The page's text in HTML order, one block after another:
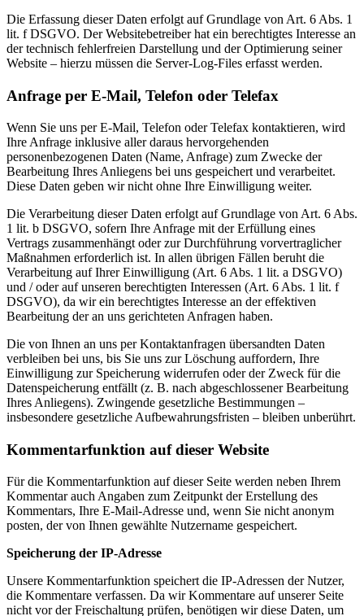
Die Erfassung dieser Daten erfolgt auf Grundlage von Art. 6 Abs. 1
lit. f DSGVO. Der Websitebetreiber hat ein berechtigtes Interesse an
der technisch fehlerfreien Darstellung und der Optimierung seiner
Website – hierzu müssen die Server-Log-Files erfasst werden.
Anfrage per E-Mail, Telefon oder Telefax
Wenn Sie uns per E-Mail, Telefon oder Telefax kontaktieren, wird
Ihre Anfrage inklusive aller daraus hervorgehenden
personenbezogenen Daten (Name, Anfrage) zum Zwecke der
Bearbeitung Ihres Anliegens bei uns gespeichert und verarbeitet.
Diese Daten geben wir nicht ohne Ihre Einwilligung weiter.
Die Verarbeitung dieser Daten erfolgt auf Grundlage von Art. 6 Abs.
1 lit. b DSGVO, sofern Ihre Anfrage mit der Erfüllung eines
Vertrags zusammenhängt oder zur Durchführung vorvertraglicher
Maßnahmen erforderlich ist. In allen übrigen Fällen beruht die
Verarbeitung auf Ihrer Einwilligung (Art. 6 Abs. 1 lit. a DSGVO)
und / oder auf unseren berechtigten Interessen (Art. 6 Abs. 1 lit. f
DSGVO), da wir ein berechtigtes Interesse an der effektiven
Bearbeitung der an uns gerichteten Anfragen haben.
Die von Ihnen an uns per Kontaktanfragen übersandten Daten
verbleiben bei uns, bis Sie uns zur Löschung auffordern, Ihre
Einwilligung zur Speicherung widerrufen oder der Zweck für die
Datenspeicherung entfällt (z. B. nach abgeschlossener Bearbeitung
Ihres Anliegens). Zwingende gesetzliche Bestimmungen –
insbesondere gesetzliche Aufbewahrungsfristen – bleiben unberührt.
Kommentarfunktion auf dieser Website
Für die Kommentarfunktion auf dieser Seite werden neben Ihrem
Kommentar auch Angaben zum Zeitpunkt der Erstellung des
Kommentars, Ihre E-Mail-Adresse und, wenn Sie nicht anonym
posten, der von Ihnen gewählte Nutzername gespeichert.
Speicherung der IP-Adresse
Unsere Kommentarfunktion speichert die IP-Adressen der Nutzer,
die Kommentare verfassen. Da wir Kommentare auf unserer Seite
nicht vor der Freischaltung prüfen, benötigen wir diese Daten, um